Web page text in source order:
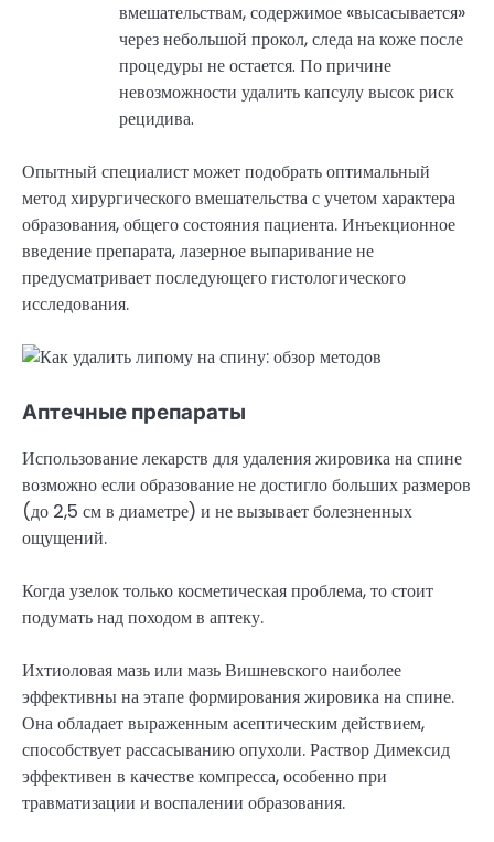
вмешательствам, содержимое «высасывается»
через небольшой прокол, следа на коже после
процедуры не остается. По причине
невозможности удалить капсулу высок риск
рецидива.
Опытный специалист может подобрать оптимальный
метод хирургического вмешательства с учетом характера
образования, общего состояния пациента. Инъекционное
введение препарата, лазерное выпаривание не
предусматривает последующего гистологического
исследования.
Аптечные препараты
Использование лекарств для удаления жировика на спине
возможно если образование не достигло больших размеров
(до 2,5 см в диаметре) и не вызывает болезненных
ощущений.
Когда узелок только косметическая проблема, то стоит
подумать над походом в аптеку.
Ихтиоловая мазь или мазь Вишневского наиболее
эффективны на этапе формирования жировика на спине.
Она обладает выраженным асептическим действием,
способствует рассасыванию опухоли. Раствор Димексид
эффективен в качестве компресса, особенно при
травматизации и воспалении образования.